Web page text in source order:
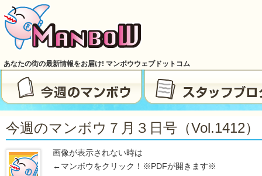
あなたの街の最新情報をお届け! マンボウウェブドットコム
今週のマンボウ７月３日号（vol.1412）
画像が表示されない時は
←マンボウをクリック！※PDFが開きます※